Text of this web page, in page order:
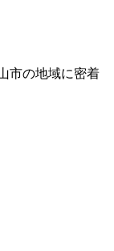
市の地域に密着